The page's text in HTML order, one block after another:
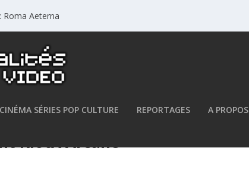
Roma Aeterna
CINÉMA SÉRIES POP CULTURE REPORTAGES A PROPOS
RiotX Arcane